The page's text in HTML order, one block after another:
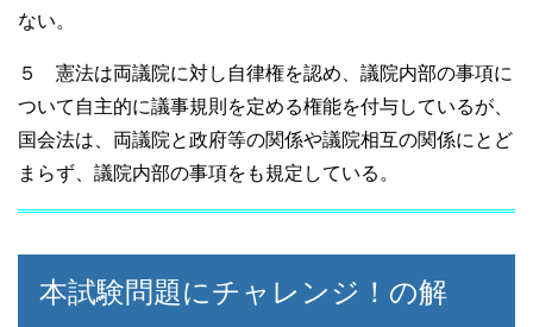
ない。
５ 憲法は両議院に対し自律権を認め、議院内部の事項に
ついて自主的に議事規則を定める権能を付与しているが、
国会法は、両議院と政府等の関係や議院相互の関係にとど
まらず、議院内部の事項をも規定している。
本試験問題にチャレンジ！の解